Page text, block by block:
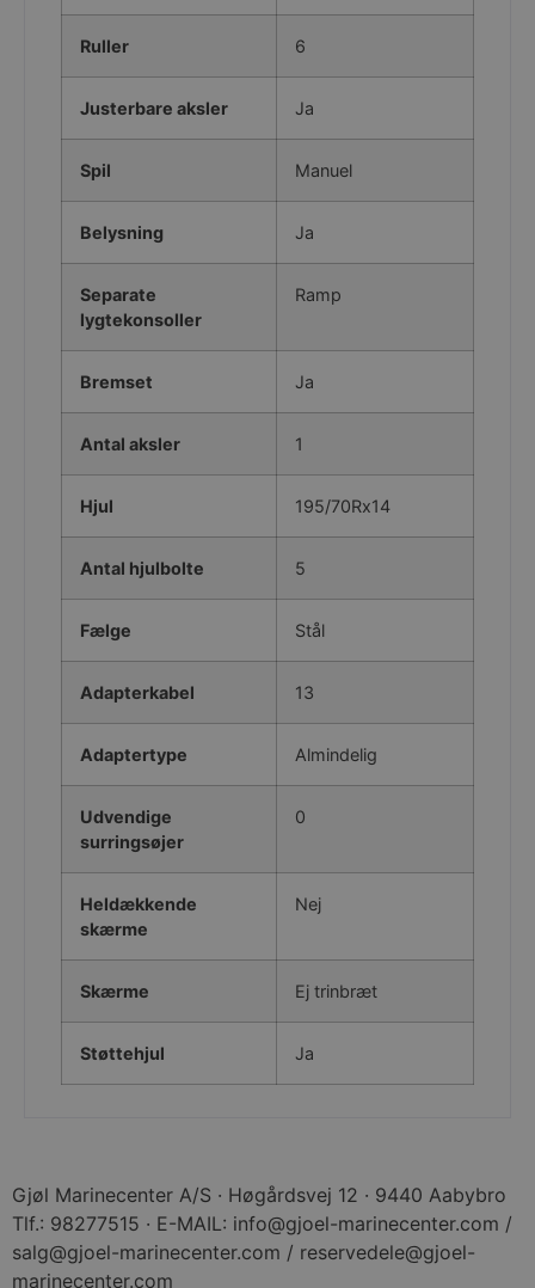
Ruller 6
Justerbare aksler Ja
Spil Manuel
Belysning Ja
Separate
lygtekonsoller
Ramp
Bremset Ja
Antal aksler 1
Hjul 195/70Rx14
Antal hjulbolte 5
Fælge Stål
Adapterkabel 13
Adaptertype Almindelig
Udvendige
surringsøjer
0
Heldækkende
skærme
Nej
Skærme Ej trinbræt
Støttehjul Ja
Gjøl Marinecenter A/S · Høgårdsvej 12 · 9440 Aabybro
Tlf.: 98277515 · E-MAIL: info@gjoel-marinecenter.com /
salg@gjoel-marinecenter.com / reservedele@gjoel-
marinecenter.com
Funktionalitet
Strengt nødvendige cookies tillader
kernewebsfunktionalitet såsom bruger login og
uden strengt nødvendige cookies.
__cflb
Cloudflare, Inc.
woocommerce_cart_hash
Automattic
CookieScriptConsent
marinecenter.dk